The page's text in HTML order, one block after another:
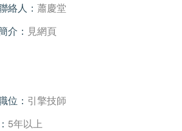
絡人： 蕭慶堂
介： 見網頁
位： 引擎技師
5年以上